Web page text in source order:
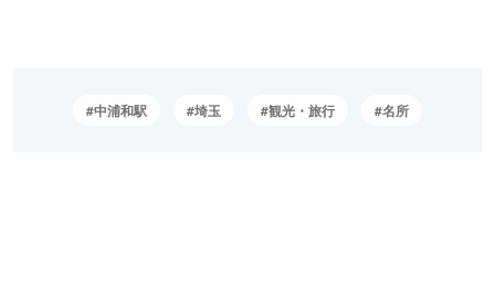
中浦和駅 埼玉 観光・旅行 名所